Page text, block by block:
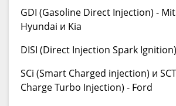
GDI (Gasoline Direct Injection) -
Hyundai и Kia
DISI (Direct Injection Spark
SCi (Smart Charged injection) и
Charge Turbo Injection) - Ford